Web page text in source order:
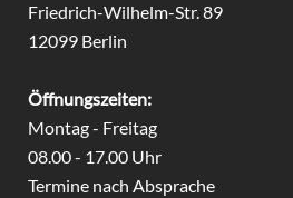
Friedrich-Wilhelm-Str. 89
12099 Berlin
Öffnungszeiten:
Montag - Freitag
08.00 - 17.00 Uhr
Termine nach Absprache